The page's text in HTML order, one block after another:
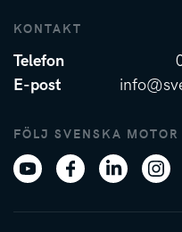
KONTAKT
Telefon
E-post
FÖLJ SVENSKA MOTOR